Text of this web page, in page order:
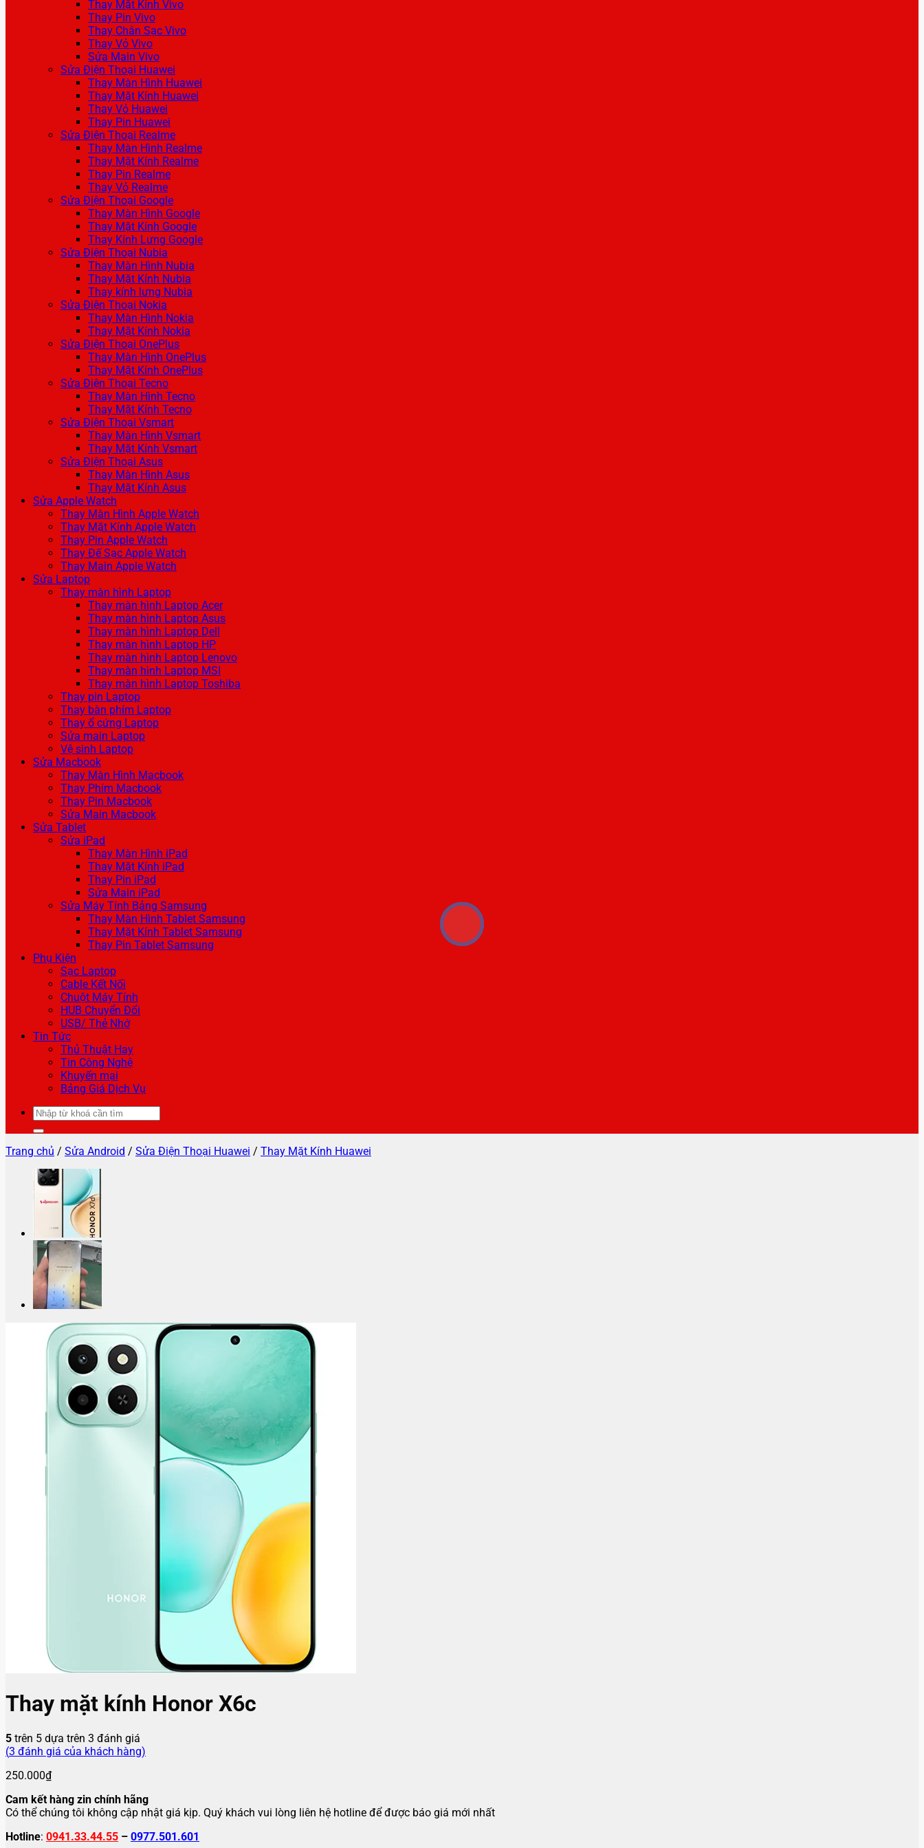
Thay Mặt Kính Vivo
Thay Pin Vivo
Thay Chân Sạc Vivo
Thay Vỏ Vivo
Sửa Main Vivo
Sửa Điện Thoại Huawei
Thay Màn Hình Huawei
Thay Mặt Kính Huawei
Thay Vỏ Huawei
Thay Pin Huawei
Sửa Điện Thoại Realme
Thay Màn Hình Realme
Thay Mặt Kính Realme
Thay Pin Realme
Thay Vỏ Realme
Sửa Điện Thoại Google
Thay Màn Hình Google
Thay Mặt Kính Google
Thay Kính Lưng Google
Sửa Điện Thoại Nubia
Thay Màn Hình Nubia
Thay Mặt Kính Nubia
Thay kính lưng Nubia
Sửa Điện Thoại Nokia
Thay Màn Hình Nokia
Thay Mặt Kính Nokia
Sửa Điện Thoại OnePlus
Thay Màn Hình OnePlus
Thay Mặt Kính OnePlus
Sửa Điện Thoại Tecno
Thay Màn Hình Tecno
Thay Mặt Kính Tecno
Sửa Điện Thoại Vsmart
Thay Màn Hình Vsmart
Thay Mặt Kính Vsmart
Sửa Điện Thoại Asus
Thay Màn Hình Asus
Thay Mặt Kính Asus
Sửa Apple Watch
Thay Màn Hình Apple Watch
Thay Mặt Kính Apple Watch
Thay Pin Apple Watch
Thay Đế Sạc Apple Watch
Thay Main Apple Watch
Sửa Laptop
Thay màn hình Laptop
Thay màn hình Laptop Acer
Thay màn hình Laptop Asus
Thay màn hình Laptop Dell
Thay màn hình Laptop HP
Thay màn hình Laptop Lenovo
Thay màn hình Laptop MSI
Thay màn hình Laptop Toshiba
Thay pin Laptop
Thay bàn phím Laptop
Thay ổ cứng Laptop
Sửa main Laptop
Vệ sinh Laptop
Sửa Macbook
Thay Màn Hình Macbook
Thay Phím Macbook
Thay Pin Macbook
Sửa Main Macbook
Sửa Tablet
Sửa iPad
Thay Màn Hình iPad
Thay Mặt Kính iPad
Thay Pin iPad
Sửa Main iPad
Sửa Máy Tính Bảng Samsung
Thay Màn Hình Tablet Samsung
Thay Mặt Kính Tablet Samsung
Thay Pin Tablet Samsung
Phụ Kiện
Sạc Laptop
Cable Kết Nối
Chuột Máy Tính
HUB Chuyển Đổi
USB/ Thẻ Nhớ
Tin Tức
Thủ Thuật Hay
Tin Công Nghệ
Khuyến mại
Bảng Giá Dịch Vụ
Tìm
kiếm:
Trang chủ / Sửa Android / Sửa Điện Thoại Huawei / Thay Mặt Kính Huawei
Thay mặt kính Honor X6c
5 trên 5 dựa trên 3 đánh giá
(3 đánh giá của khách hàng)
250.000₫
Cam kết hàng zin chính hãng
Có thể chúng tôi không cập nhật giá kịp. Quý khách vui lòng liên hệ hotline để được báo giá mới nhất
Hotline: 0941.33.44.55 – 0977.501.601